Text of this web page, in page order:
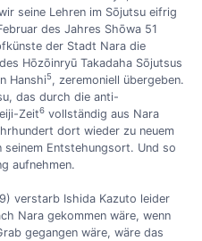
seine Lehren im Sōjutsu eifrig
des Jahres Shōwa 51
der Stadt Nara die
Hōzōinryū Takadaha Sōjutsus
Hanshi5, zeremoniell übergeben.
das durch die anti-
Zeit6 vollständig aus Nara
dort wieder zu neuem
seinem Entstehungsort. Und so
aufnehmen.
verstarb Ishida Kazuto leider
Nara gekommen wäre, wenn
gegangen wäre, wäre das